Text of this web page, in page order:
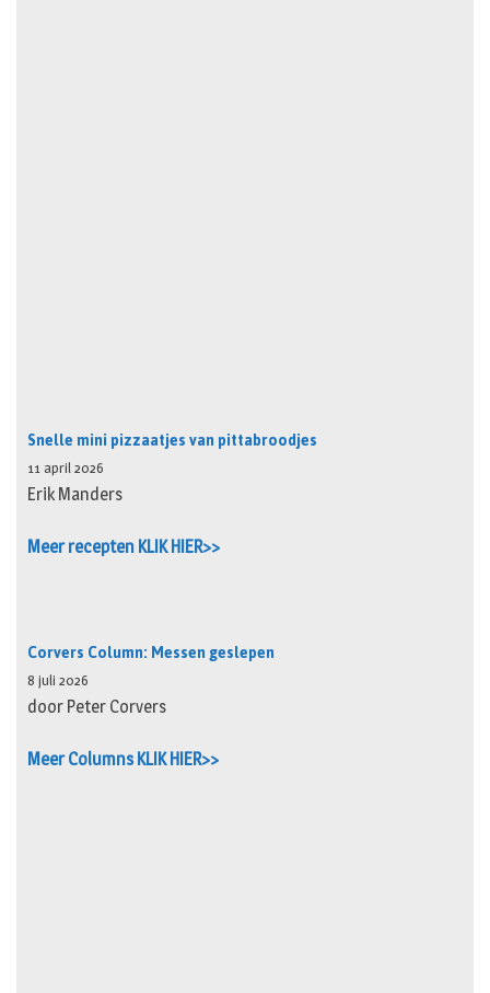
Snelle mini pizzaatjes van pittabroodjes
11 april 2026
Erik Manders
Meer recepten KLIK HIER>>
Corvers Column: Messen geslepen
8 juli 2026
door Peter Corvers
Meer Columns KLIK HIER>>